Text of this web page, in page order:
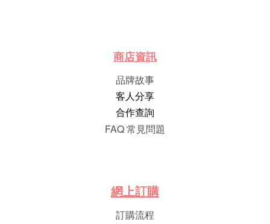
商店資訊
品牌故事
客人分享
合作查詢
FAQ 常見問題
網上訂購
訂購流程